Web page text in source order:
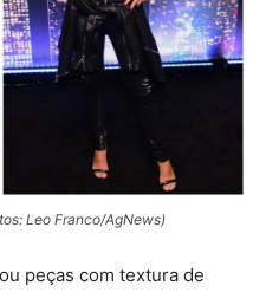
Leo Franco/AgNews)
peças com textura de